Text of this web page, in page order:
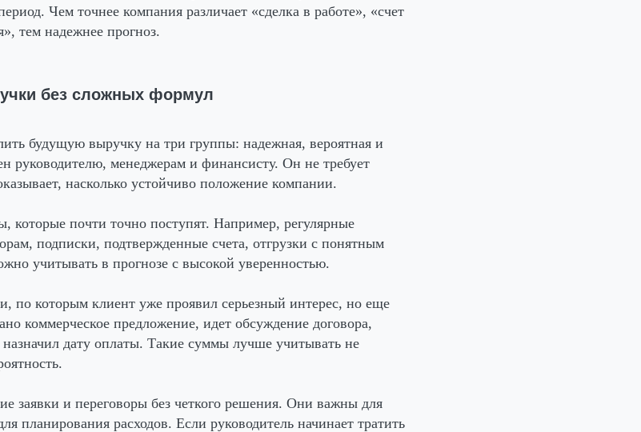
Чем точнее компания различает «сделка в работе», «счет
тем надежнее прогноз.
без сложных формул
будущую выручку на три группы: надежная, вероятная и
руководителю, менеджерам и финансисту. Он не требует
насколько устойчиво положение компании.
которые почти точно поступят. Например, регулярные
подписки, подтвержденные счета, отгрузки с понятным
учитывать в прогнозе с высокой уверенностью.
по которым клиент уже проявил серьезный интерес, но еще
коммерческое предложение, идет обсуждение договора,
дату оплаты. Такие суммы лучше учитывать не
заявки и переговоры без четкого решения. Они важны для
планирования расходов. Если руководитель начинает тратить